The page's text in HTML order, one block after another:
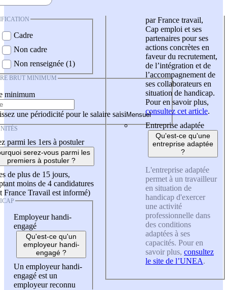
Cadre
Non cadre
Non renseignée (1)
BRUT MINIMUM
minimum
une périodicité pour le salaire saisi
parmi les 1ers à postuler
serez-vous parmi les
premiers à postuler ?
de plus de 15 jours,
moins de 4 candidatures
France Travail est informé)
Employeur handi-
engagé
Qu'est-ce qu'un
employeur handi-
engagé ?
Un employeur handi-
engagé est un
employeur reconnu
par France travail,
Cap emploi et ses
partenaires pour ses
actions concrètes en
faveur du recrutement,
de l’intégration et de
l’accompagnement de
ses collaborateurs en
situation de handicap.
Pour en savoir plus,
consultez cet article.
Entreprise adaptée
Qu'est-ce qu'une
entreprise adaptée
?
L'entreprise adaptée
permet à un travailleur
en situation de
handicap d'exercer
une activité
professionnelle dans
des conditions
adaptées à ses
capacités. Pour en
savoir plus, consultez
le site de l’UNEA.